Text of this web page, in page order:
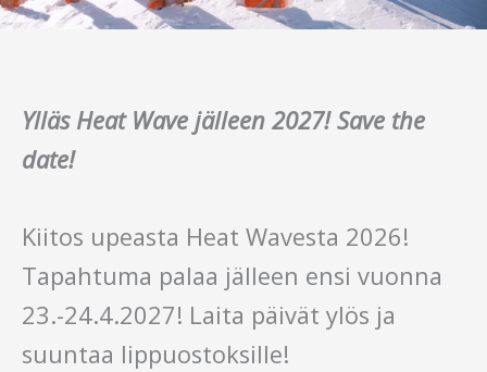
Ylläs Heat Wave jälleen 2027! Save the
date!
Kiitos upeasta Heat Wavesta 2026!
Tapahtuma palaa jälleen ensi vuonna
23.-24.4.2027! Laita päivät ylös ja
suuntaa lippuostoksille!